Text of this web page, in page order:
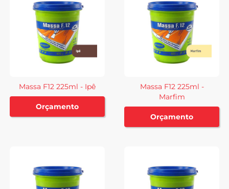
Massa F12 225ml - Ipê
Orçamento
Massa F12 225ml -
Marfim
Orçamento